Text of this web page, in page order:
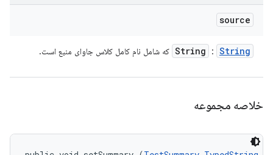
source
String : String که شامل نام کامل کلاس جاوای منبع است.
خلاصه مجموعه